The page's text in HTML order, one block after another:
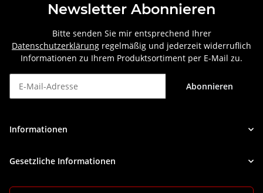
Newsletter Abonnieren
Bitte senden Sie mir entsprechend Ihrer
Datenschutzerklärung regelmäßig und jederzeit widerruflich
Informationen zu Ihrem Produktsortiment per E-Mail zu.
Abonnieren
Informationen
Gesetzliche Informationen